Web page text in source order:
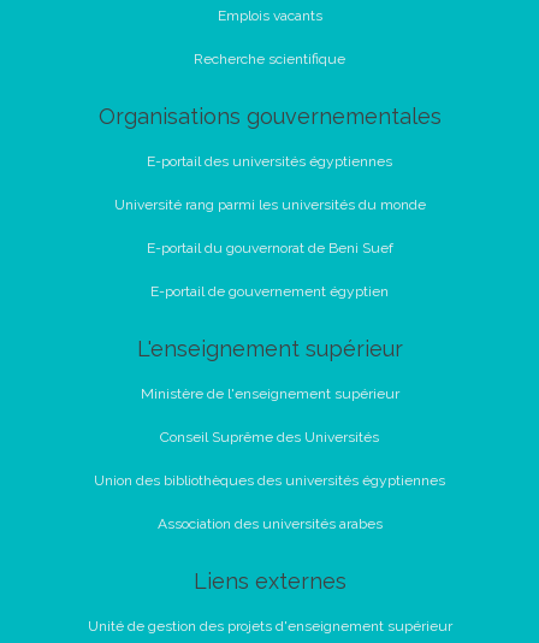
Emplois vacants
Recherche scientifique
Organisations gouvernementales
E-portail des universités égyptiennes
Université rang parmi les universités du monde
E-portail du gouvernorat de Beni Suef
E-portail de gouvernement égyptien
L'enseignement supérieur
Ministère de l'enseignement supérieur
Conseil Suprême des Universités
Union des bibliothèques des universités égyptiennes
Association des universités arabes
Liens externes
Unité de gestion des projets d'enseignement supérieur